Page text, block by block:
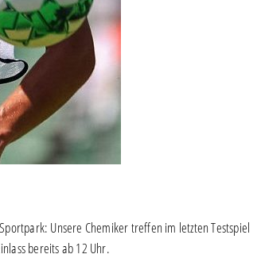
Unsere Chemiker treffen im letzten Testspiel
bereits ab 12 Uhr.